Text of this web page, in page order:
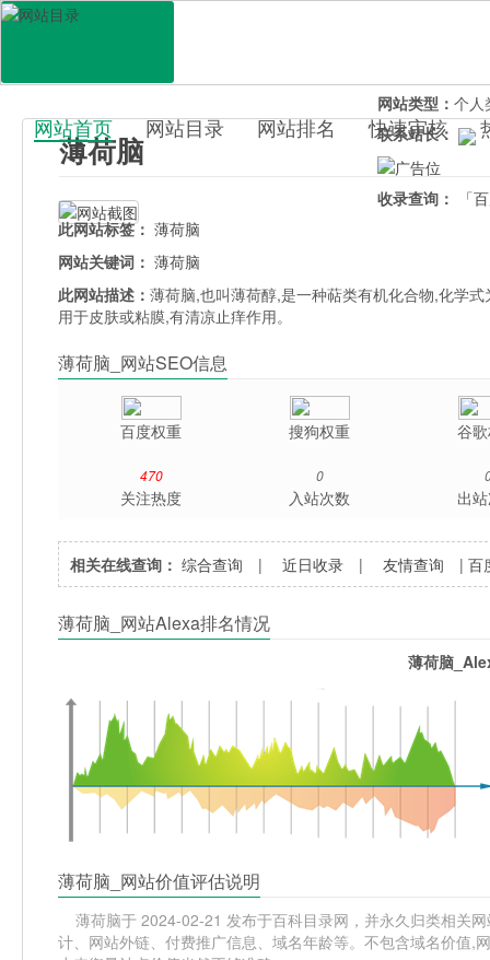
百科目录
网站首页 网站目录 网站排名 快速审核
薄荷脑
网站类型： 个人
联系站长：
收录查询：
「
此网站标签： 薄荷脑
网站关键词： 薄荷脑
此网站描述：薄荷脑,也叫薄荷醇,是一种萜类有机化合物,化学
用于皮肤或粘膜,有清凉止痒作用。
薄荷脑_网站SEO信息
百度权重 搜狗权重 谷
470
关注热度
0
入站次数 出
相关在线查询： 综合查询 |近日收录 |友情查询 |百
薄荷脑_网站Alexa排名情况
薄荷脑
薄荷脑_网站价值评估说明
薄荷脑于 2024-02-21 发布于百科目录网，并永久归类相关
计、网站外链、付费推广信息、域名年龄等。不包含域名价值